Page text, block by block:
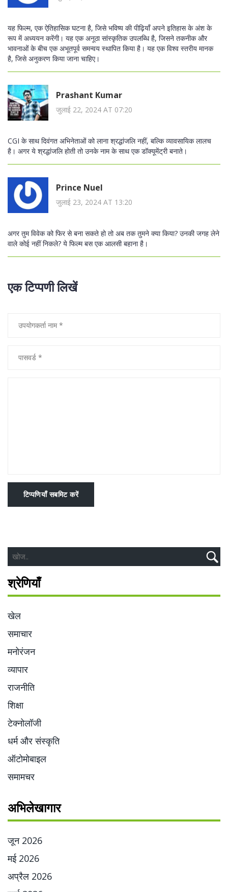
यह फिल्म, एक ऐतिहासिक घटना है, जिसे भविष्य की पीढ़ियाँ अपने इतिहास के अंश के
रूप में अध्ययन करेंगी। यह एक अनूठा सांस्कृतिक उपलब्धि है, जिसने तकनीक और
भावनाओं के बीच एक अभूतपूर्व समन्वय स्थापित किया है। यह एक विश्व स्तरीय मानक
है, जिसे अनुकरण किया जाना चाहिए।
Prashant Kumar
जुलाई 22, 2024 AT 07:20
CGI के साथ दिवंगत अभिनेताओं को लाना श्रद्धांजलि नहीं, बल्कि व्यावसायिक लालच
है। अगर ये श्रद्धांजलि होती तो उनके नाम के साथ एक डॉक्यूमेंट्री बनाते।
Prince Nuel
जुलाई 23, 2024 AT 13:20
अगर तुम विवेक को फिर से बना सकते हो तो अब तक तुमने क्या किया? उनकी जगह लेने
वाले कोई नहीं निकले? ये फिल्म बस एक आलसी बहाना है।
एक टिप्पणी लिखें
टिप्पणियाँ सबमिट करें
श्रेणियाँ
खेल
समाचार
मनोरंजन
व्यापार
राजनीति
शिक्षा
टेक्नोलॉजी
धर्म और संस्कृति
ऑटोमोबाइल
समामचर
अभिलेखागार
जून 2026
मई 2026
अप्रैल 2026